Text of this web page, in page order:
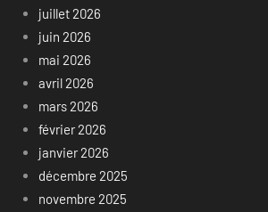
juillet 2026
juin 2026
mai 2026
avril 2026
mars 2026
février 2026
janvier 2026
décembre 2025
novembre 2025